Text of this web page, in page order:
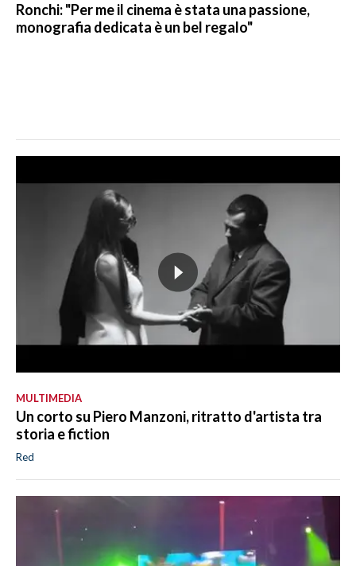
Ronchi: "Per me il cinema è stata una passione,
monografia dedicata è un bel regalo"
MULTIMEDIA
Un corto su Piero Manzoni, ritratto d'artista tra
storia e fiction
Red